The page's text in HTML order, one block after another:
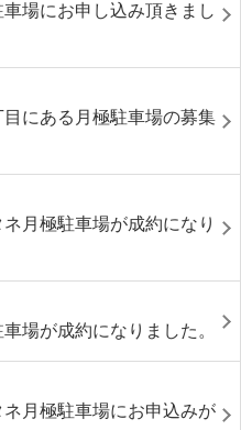
場にお申し込み頂きまし
目にある月極駐車場の募集
月極駐車場が成約になり
場が成約になりました。
ネ月極駐車場にお申込みが